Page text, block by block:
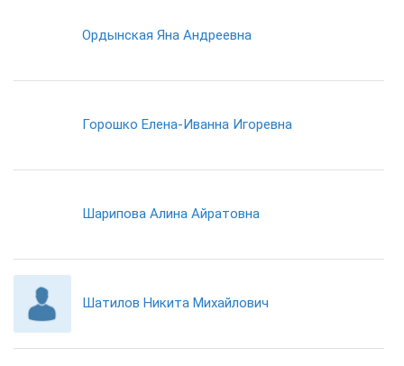
Ордынская Яна Андреевна
Горошко Елена-Иванна Игоревна
Шарипова Алина Айратовна
Шатилов Никита Михайлович